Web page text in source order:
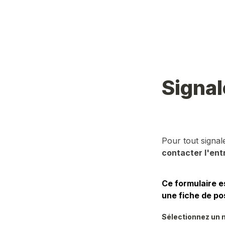
Pour tout
contacter
Ce formulaire
une fiche de
Sélectionnez un